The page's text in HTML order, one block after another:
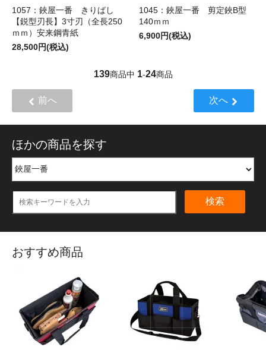
1057：鋏屋一番 きりばし
【鋭型刃長】3寸刃（全長250
ｍｍ）安来鋼青紙
28,500円(税込)
1045：鋏屋一番 剪定鋏B型
140ｍｍ
6,900円(税込)
139商品中 1-24商品
前へ 次へ
ほかの商品を探す
検索
おすすめ商品